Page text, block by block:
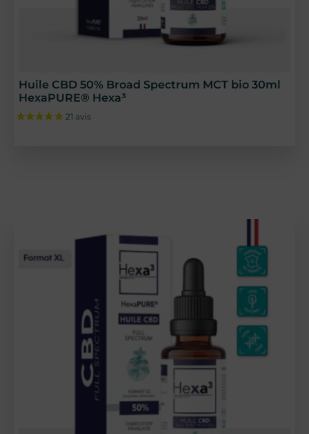
Huile CBD 50% Broad Spectrum MCT bio 30ml
HexaPURE® Hexa³